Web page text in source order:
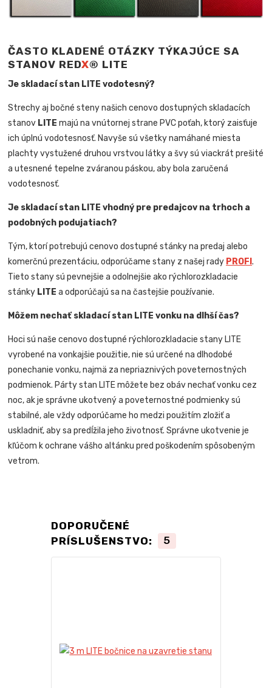
ČASTO KLADENÉ OTÁZKY TÝKAJÚCE SA
STANOV REDX® LITE
Je skladací stan LITE vodotesný?
Strechy aj bočné steny našich cenovo dostupných skladacích
stanov LITE majú na vnútornej strane PVC poťah, ktorý zaisťuje
ich úplnú vodotesnosť. Navyše sú všetky namáhané miesta
plachty vystužené druhou vrstvou látky a švy sú viackrát prešité
a utesnené tepelne zváranou páskou, aby bola zaručená
vodotesnosť.
Je skladací stan LITE vhodný pre predajcov na trhoch a
podobných podujatiach?
Tým, ktorí potrebujú cenovo dostupné stánky na predaj alebo
komerčnú prezentáciu, odporúčame stany z našej rady PROFI.
Tieto stany sú pevnejšie a odolnejšie ako rýchlorozkladacie
stánky LITE a odporúčajú sa na častejšie používanie.
Môžem nechať skladací stan LITE vonku na dlhší čas?
Hoci sú naše cenovo dostupné rýchlorozkladacie stany LITE
vyrobené na vonkajšie použitie, nie sú určené na dlhodobé
ponechanie vonku, najmä za nepriaznivých poveternostných
podmienok. Párty stan LITE môžete bez obáv nechať vonku cez
noc, ak je správne ukotvený a poveternostné podmienky sú
stabilné, ale vždy odporúčame ho medzi použitím zložiť a
uskladniť, aby sa predĺžila jeho životnosť. Správne ukotvenie je
kľúčom k ochrane vášho altánku pred poškodením spôsobeným
vetrom.
DOPORUČENÉ
PRÍSLUŠENSTVO:
5